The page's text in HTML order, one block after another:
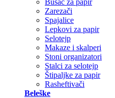
Bušač za papir
Zarezači
Spajalice
Lepkovi za papir
Selotejp
Makaze i skalperi
Stoni organizatori
Stalci za selotejp
Štipaljke za papir
Rasheftivači
Beleške